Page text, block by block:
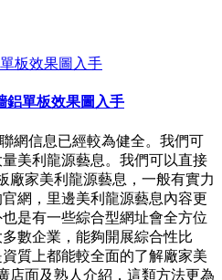
鋁單板效果圖入手
網信息已經較為健全。我們可
美利龍源藝息。我們可以直接
廠家美利龍源藝息，一般有實力
網，里邊美利龍源藝息內容更
是有一些綜合型網址會全方位
數企業，能夠開展綜合性比
質上都能較全面的了解廠家美
店面及熟人介紹，這類方法更為